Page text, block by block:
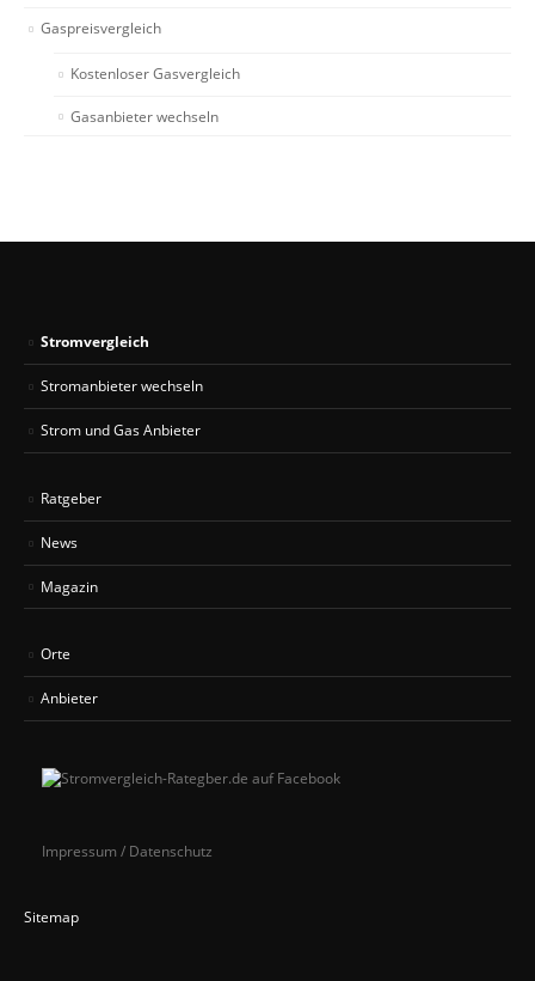
Gaspreisvergleich
Kostenloser Gasvergleich
Gasanbieter wechseln
Stromvergleich
Stromanbieter wechseln
Strom und Gas Anbieter
Ratgeber
News
Magazin
Orte
Anbieter
Impressum / Datenschutz
Sitemap